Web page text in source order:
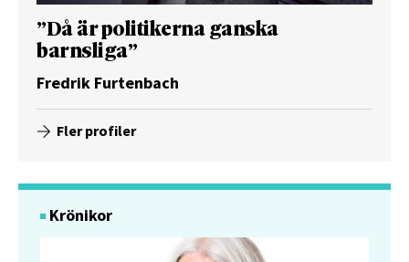
”Då är politikerna ganska
barnsliga”
Fredrik Furtenbach
Fler profiler
Krönikor